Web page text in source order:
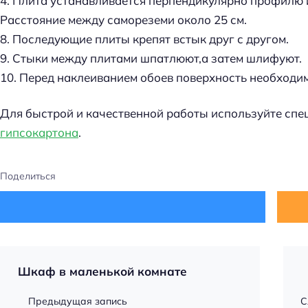
Расстояние между самореземи около 25 см.
8. Последующие плиты крепят встык друг с другом.
9. Стыки между плитами шпатлюют,а затем шлифуют.
10. Перед наклеиванием обоев поверхность
Для быстрой и качественной работы используйте
гипсокартона.
Поделиться
Шкаф в маленькой комнате
Предыдущая запись